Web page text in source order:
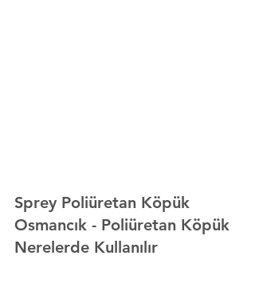
Sprey Poliüretan Köpük
Osmancık - Poliüretan Köpük
Nerelerde Kullanılır